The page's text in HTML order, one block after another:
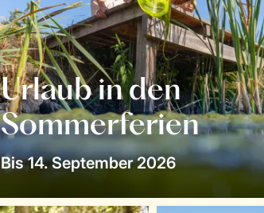
Urlaub in den
Sommerferien
Bis 14. September 2026